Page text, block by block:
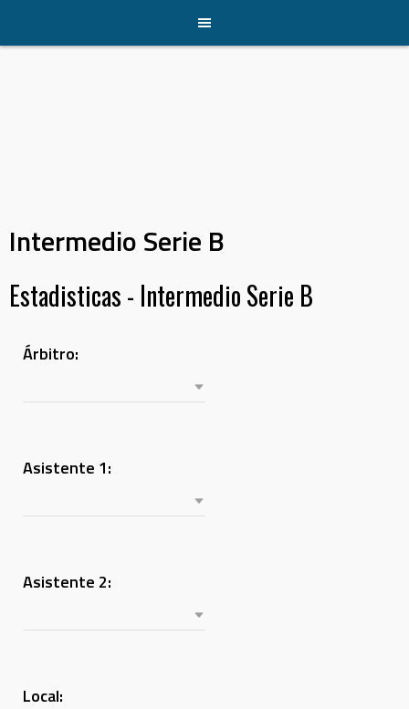
content
Intermedio Serie B
Estadisticas - Intermedio Serie B
Árbitro:
Asistente 1:
Asistente 2:
Local: